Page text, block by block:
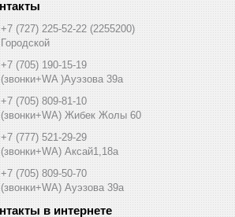
+7 (727) 225-52-22 2255200
Городской
+7 (705) 190-15-19
(звонки+WA )Ауэзова 39а
+7 (705) 809-81-10
(звонки+WA) Жибек Жолы 60
+7 (777) 521-29-29
(звонки+WA) Аксай1,18а
+7 (705) 809-50-70
(звонки+WA) Ауэзова 39а